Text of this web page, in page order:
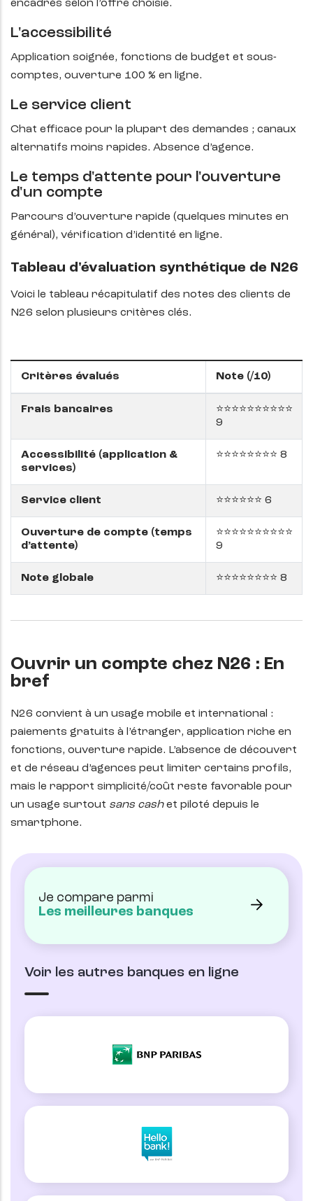
encadrés selon l’offre choisie.
L'accessibilité
Application soignée, fonctions de budget et sous-
comptes, ouverture 100 % en ligne.
Le service client
Chat efficace pour la plupart des demandes ; canaux
alternatifs moins rapides. Absence d’agence.
Le temps d'attente pour l'ouverture
d'un compte
Parcours d’ouverture rapide (quelques minutes en
général), vérification d’identité en ligne.
Tableau d'évaluation synthétique de N26
Voici le tableau récapitulatif des notes des clients de
N26 selon plusieurs critères clés.
Critères évalués Note (/10)
Frais bancaires
⭐⭐⭐⭐⭐⭐⭐⭐⭐⭐
9
Accessibilité (application &
services)
⭐⭐⭐⭐⭐⭐⭐⭐ 8
Service client ⭐⭐⭐⭐⭐⭐ 6
Ouverture de compte (temps
d’attente)
⭐⭐⭐⭐⭐⭐⭐⭐⭐⭐
9
Note globale ⭐⭐⭐⭐⭐⭐⭐⭐ 8
Ouvrir un compte chez N26 : En
bref
N26 convient à un usage mobile et international :
paiements gratuits à l’étranger, application riche en
fonctions, ouverture rapide. L’absence de découvert
et de réseau d’agences peut limiter certains profils,
mais le rapport simplicité/coût reste favorable pour
un usage surtout sans cashet piloté depuis le
smartphone.
Je compare parmi
Les meilleures banques
Voir les autres banques en ligne